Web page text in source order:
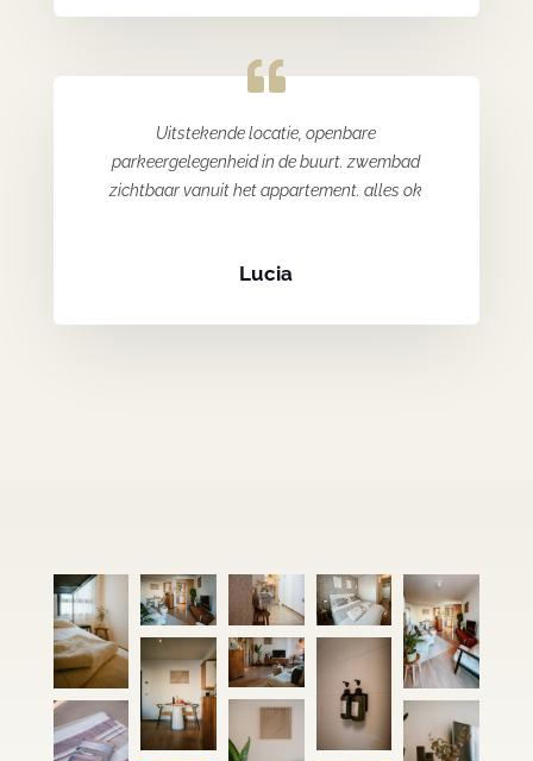
Uitstekende locatie, openbare
parkeergelegenheid in de buurt. zwembad
zichtbaar vanuit het appartement. alles ok
Lucia